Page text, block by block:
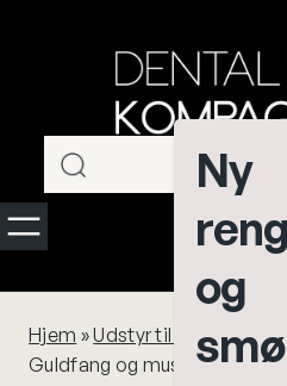
Hjem »Udstyr til klinikrum»
Guldfang og mushrooms
Ny
og